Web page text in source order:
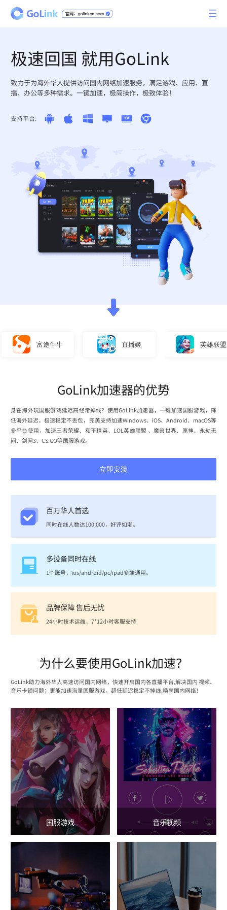
极速回国 就用GoLink
致力于为海外华人提供访问国内网络加速服务，满足游戏、应用、直
播、办公等多种需求。一键加速，极简操作，极致体验！
支持平台:
富途牛牛 直播姬 英雄联盟
GoLink加速器的优势
身在海外玩国服游戏延迟高经常掉线？使用GoLink加速器，一键加速国服游戏，降
低海外延迟，极速稳定不丢包，完美支持加速Windows、iOS、Android、macOS等
多平台使用，加速王者荣耀、和平精英、LOL英雄联盟 、魔兽世界、原神、永劫无
间、剑网3、CS:GO等国服游戏。
立即安装
百万华人首选
同时在线人数达100,000，好评如潮。
多设备同时在线
1个账号，ios/android/pc/ipad多端通用。
品牌保障 售后无忧
24小时技术运维，7*12小时客服支持
为什么要使用GoLink加速？
GoLink助力海外华人高速访问国内网络，快速开启国内各直播平台,解决国内 视频、
音乐卡顿问题；更能加速海量国服游戏，超低延迟稳定不掉线,畅享国内网络！
国服游戏 音乐视频